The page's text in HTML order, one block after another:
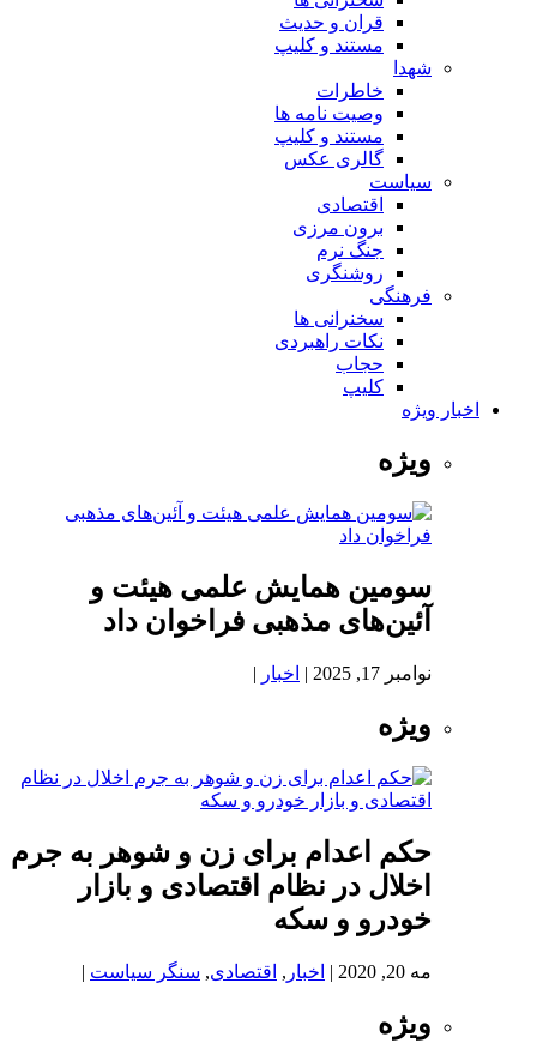
قران و حدیث
مستند و کلیپ
شهدا
خاطرات
وصیت نامه ها
مستند و کلیپ
گالری عکس
سیاست
اقتصادی
برون مرزی
جنگ نرم
روشنگری
فرهنگی
سخنرانی ها
نکات راهبردی
حجاب
کلیپ
اخبار ویژه
ویژه
سومین همایش علمی هیئت و
آئین‌های مذهبی فراخوان داد
نوامبر 17, 2025 | اخبار |
ویژه
حکم اعدام برای زن و شوهر به جرم
اخلال در نظام اقتصادی و بازار
خودرو و سکه
مه 20, 2020 | اخبار , اقتصادی, سنگر سیاست |
ویژه